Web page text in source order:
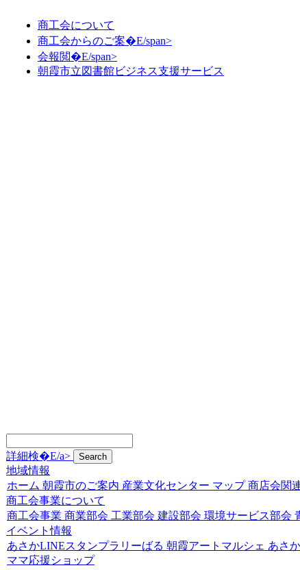
商工会について
商工会からのご案�E/span>
会報閲�E/span>
朝霞市立図書館ビジネス支援サービス
詳細検�E/a>
地域情報
ホーム 朝霞市のご案内 産業文化センター マップ 商店会関
商工会事業について
商工会事業 商業部会 工業部会 建設部会 環境サービス部会
イベント情報
あさかLINEスタンプラリーばる 朝霞アートマルシェ あさ
ママ応援ショップ